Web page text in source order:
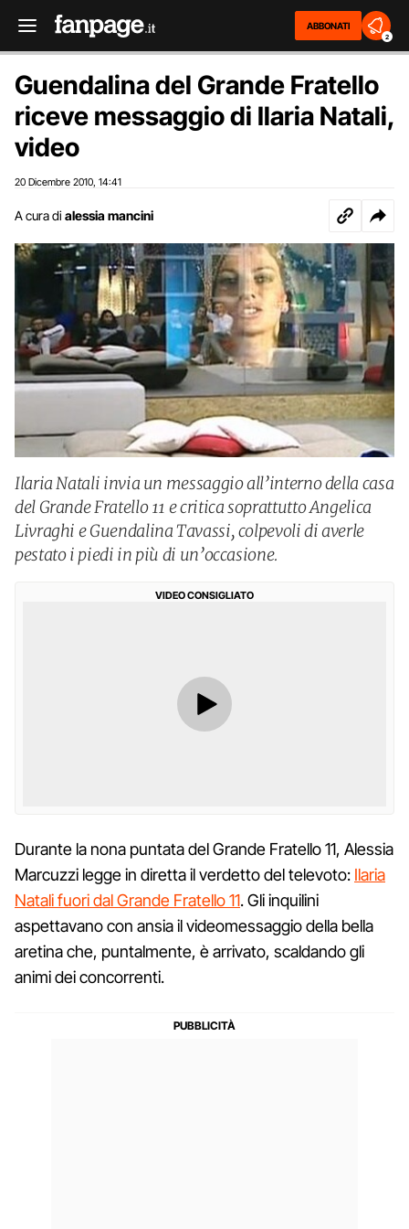
ABBONATI
2
Guendalina del Grande Fratello
riceve messaggio di Ilaria Natali,
video
20 Dicembre 2010 14:41
A cura di alessia mancini
Ilaria Natali invia un messaggio all’interno della casa
del Grande Fratello 11 e critica soprattutto Angelica
Livraghi e Guendalina Tavassi, colpevoli di averle
pestato i piedi in più di un’occasione.
VIDEO CONSIGLIATO
Durante la nona puntata del Grande Fratello 11, Alessia
Marcuzzi legge in diretta il verdetto del televoto: Ilaria
Natali fuori dal Grande Fratello 11. Gli inquilini
aspettavano con ansia il videomessaggio della bella
aretina che, puntalmente, è arrivato, scaldando gli
animi dei concorrenti.